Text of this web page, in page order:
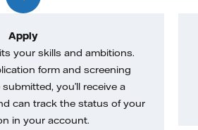
Apply
your skills and ambitions.
form and screening
you’ll receive a
can track the status of your
in your account.